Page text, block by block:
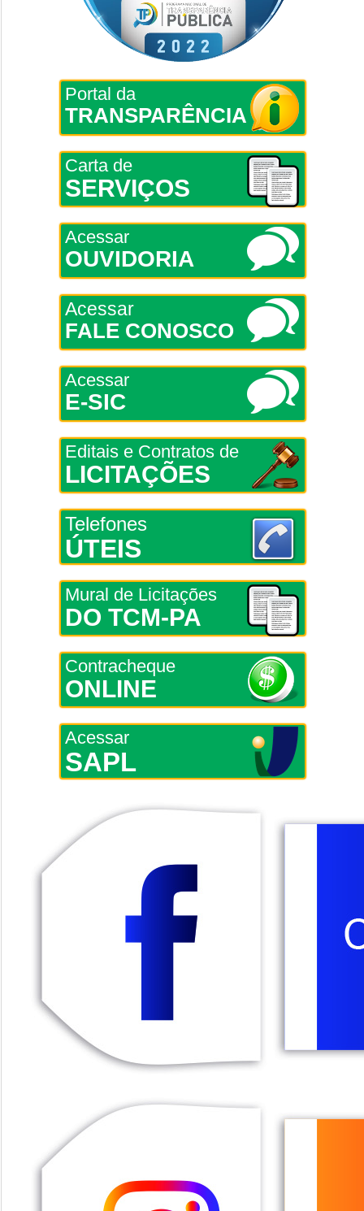
Portal da
TRANSPARÊNCIA
Carta de
SERVIÇOS
Acessar
OUVIDORIA
Acessar
FALE CONOSCO
Acessar
E-SIC
Editais e Contratos de
LICITAÇÕES
Telefones
ÚTEIS
Mural de Licitações
DO TCM-PA
Contracheque
ONLINE
Acessar
SAPL